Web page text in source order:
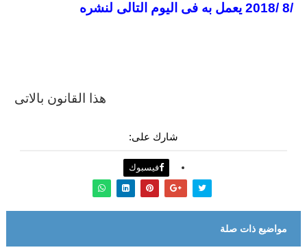
/8 /2018 يعمل به فى اليوم التالى لنشره
هذا القانون بالاتى
شارك على:
فيسبوك
مواضيع ذات صلة